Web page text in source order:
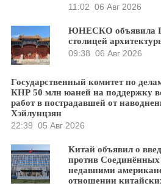
11:02 06 Авг 2026
ЮНЕСКО объявила
столицей
09:38 06 Авг 2026
Государственный комитет по
КНР 50 млн юаней на поддержку
работ в пострадавшей от
Хэйлунцзян
22:39 05 Авг 2026
Китай объявил о
против
недавними
отношении